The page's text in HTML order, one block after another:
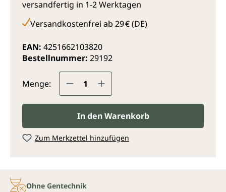
versandfertig in 1-2 Werktagen
Versandkostenfrei ab 29 € (DE)
EAN: 4251662103820
Bestellnummer: 29192
Menge: Produkt Anzahl: Gib den
In den Warenkorb
Zum Merkzettel hinzufügen
Ohne Gentechnik